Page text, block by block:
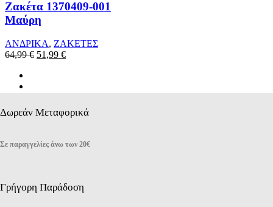
μπορούν
να
στη
σελίδα
Ζακέτα 1370409-001
Μαύρη
ΑΝΔΡΙΚΑ, ΖΑΚΕΤΕΣ
64,99€ Original
51,99 €Η
Δωρεάν Μεταφορικά
Σε παραγγελίες άνω των 20€
Γρήγορη Παράδοση